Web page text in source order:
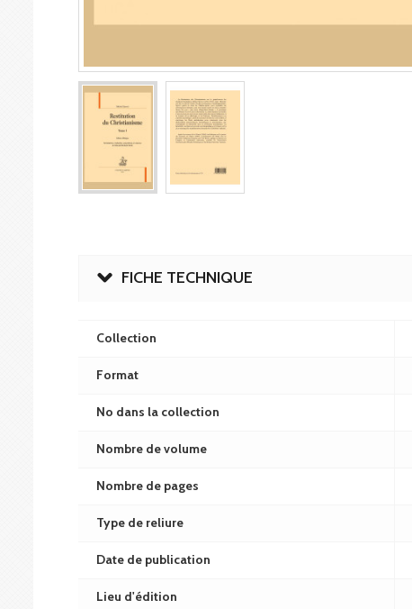
FICHE TECHNIQUE
Collection
Format
No dans la collection
Nombre de volume
Nombre de pages
Type de reliure
Date de publication
Lieu d'édition